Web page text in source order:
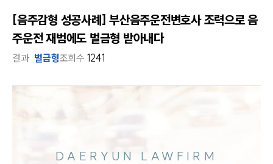
[음주감형 성공사례] 부산음주운전변호사 조력으로 음
주운전 재범에도 벌금형 받아내다
결과 벌금형조회수 1241
DAERYUN LAWFIRM